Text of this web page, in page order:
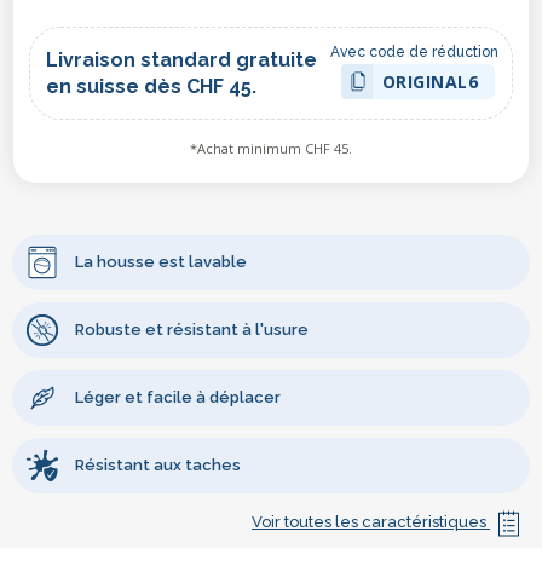
Livraison standard gratuite
en suisse dès CHF 45.
Avec code de réduction
ORIGINAL6
*Achat minimum CHF 45.
La housse est lavable
Robuste et résistant à l'usure
Léger et facile à déplacer
Résistant aux taches
Voir toutes les caractéristiques